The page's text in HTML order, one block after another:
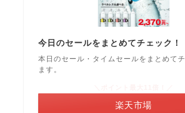
今日のセールをまとめてチェック！
本日のセール・タイムセールをまとめて
ます。
楽天市場